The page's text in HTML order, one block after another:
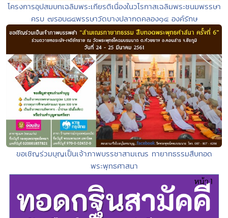
โครงการอุปสมบทเฉลิมพระเกียรติเนื่องในวโรกาสเฉลิมพระชนมพรรษา
ครบ ๗รอบ๘๔พรรษาวัดบางปลากดคลอง๑๔ องค์รักษ
ขอเชิญร่วมบุญเป็นเจ้าภาพบรรชาสามเณร ทายาทธรรมสืบทอด
พระพุทธศาสนา